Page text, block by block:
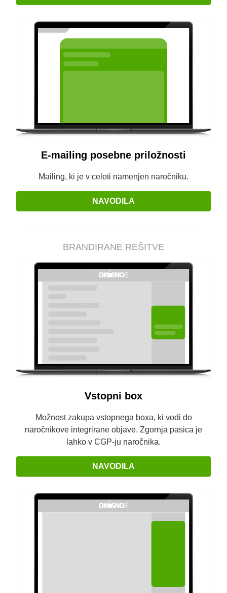
E-mailing posebne priložnosti
Mailing, ki je v celoti namenjen naročniku.
NAVODILA
BRANDIRANE REŠITVE
Vstopni box
Možnost zakupa vstopnega boxa, ki vodi do
naročnikove integrirane objave. Zgornja pasica je
lahko v CGP-ju naročnika.
NAVODILA